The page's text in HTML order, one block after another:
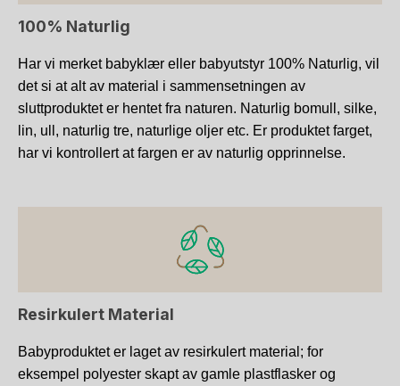
100% Naturlig
Har vi merket babyklær eller babyutstyr 100% Naturlig, vil
det si at alt av material i sammensetningen av
sluttproduktet er hentet fra naturen. Naturlig bomull, silke,
lin, ull, naturlig tre, naturlige oljer etc. Er produktet farget,
har vi kontrollert at fargen er av naturlig opprinnelse.
Resirkulert Material
Babyproduktet er laget av resirkulert material; for
eksempel polyester skapt av gamle plastflasker og